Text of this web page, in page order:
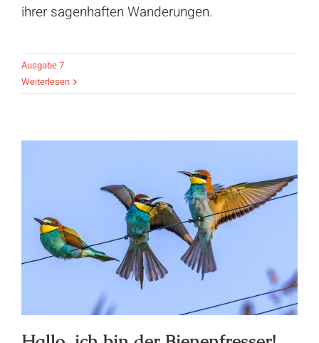
ihrer sagenhaften Wanderungen.
Ausgabe 7
Weiterlesen
Hallo, ich bin der Bienenfresser!